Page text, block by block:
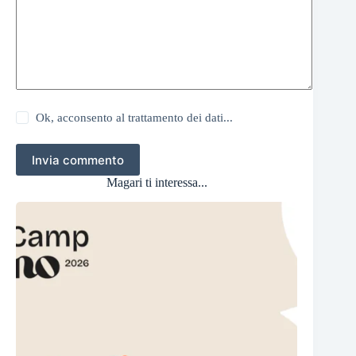
Ok, acconsento al trattamento dei dati...
Invia commento
Magari ti interessa...